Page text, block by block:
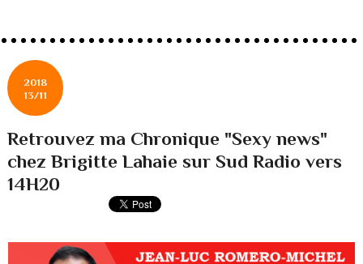
2018
13/11
Retrouvez ma Chronique "Sexy news"
chez Brigitte Lahaie sur Sud Radio vers
14H20